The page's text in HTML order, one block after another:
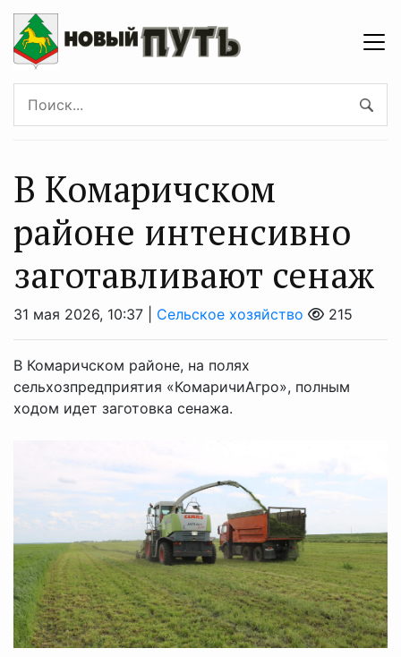
В Комаричском
районе интенсивно
заготавливают сенаж
31 мая 2026, 10:37 | Сельское хозяйство 215
В Комаричском районе, на полях
сельхозпредприятия «КомаричиАгро», полным
ходом идет заготовка сенажа.